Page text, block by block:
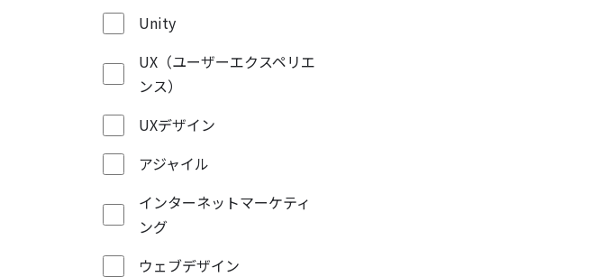
Unity
UX（ユーザーエクスペリエ
ンス）
UXデザイン
アジャイル
インターネットマーケティ
ング
ウェブデザイン